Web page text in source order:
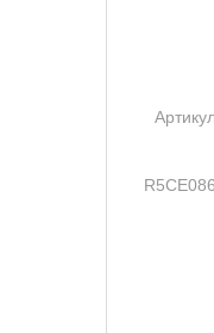
Артикул